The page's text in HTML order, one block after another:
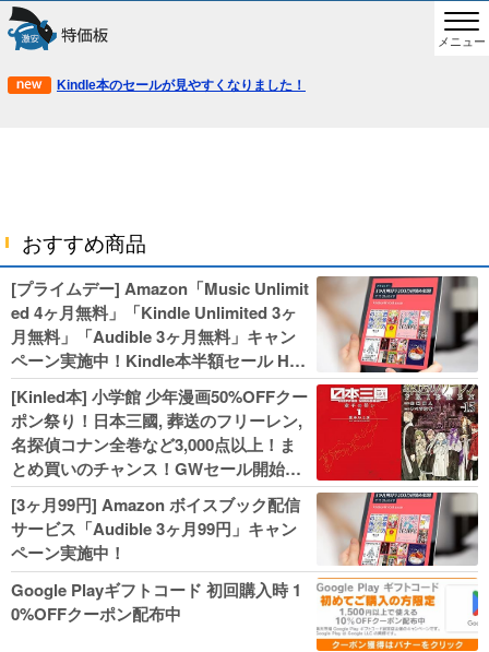
メニュー
Kindle本のセールが見やすくなりました！
おすすめ商品
[プライムデー] Amazon「Music Unlimit
ed 4ヶ月無料」「Kindle Unlimited 3ヶ
月無料」「Audible 3ヶ月無料」キャン
ペーン実施中！Kindle本半額セール HU
NTER×HUNTERなど集英社、無職転生,
幼女戦記などKADOKAWA、キャプテン
翼100円セールも！
[Kinled本] 小学館 少年漫画50%OFFクー
ポン祭り！日本三國, 葬送のフリーレン,
名探偵コナン全巻など3,000点以上！ま
とめ買いのチャンス！GWセール開始！
人気コミック多数 カドカワ祭やIT関連本
がセールに！
[3ヶ月99円] Amazon ボイスブック配信
サービス「Audible 3ヶ月99円」キャン
ペーン実施中！
Google Playギフトコード 初回購入時 1
0%OFFクーポン配布中